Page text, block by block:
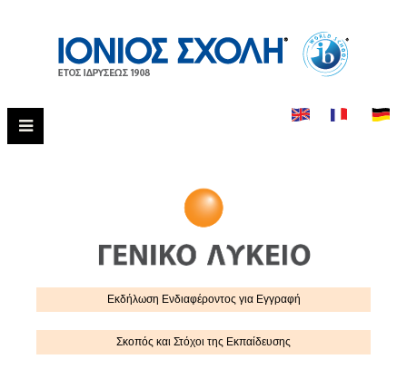
Εκδήλωση Eνδιαφέροντος για Εγγραφή
Σκοπός και Στόχοι της Εκπαίδευσης